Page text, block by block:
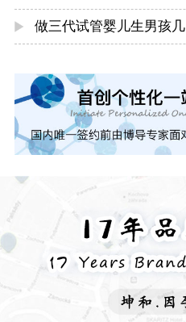
做三代试管婴儿生男孩几